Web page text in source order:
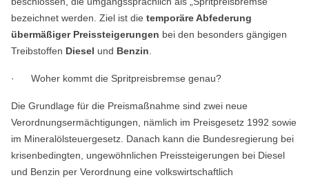
bezeichnet werden. Ziel ist die temporäre Abfederung
übermäßiger Preissteigerungen bei den besonders gängigen
Treibstoffen Diesel und Benzin.
· Woher kommt die Spritpreisbremse genau?
Die Grundlage für die Preismaßnahme sind zwei neue
Verordnungsermächtigungen, nämlich im Preisgesetz 1992 sowie
im Mineralölsteuergesetz. Danach kann die Bundesregierung bei
krisenbedingten, ungewöhnlichen Preissteigerungen bei Diesel
und Benzin per Verordnung eine volkswirtschaftlich